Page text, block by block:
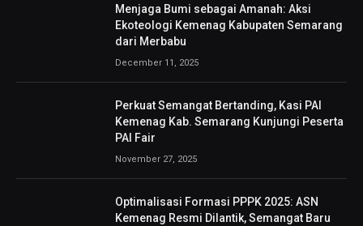
Menjaga Bumi sebagai Amanah: Aksi
Ekoteologi Kemenag Kabupaten Semarang
dari Merbabu
December 11, 2025
Perkuat Semangat Bertanding, Kasi PAI
Kemenag Kab. Semarang Kunjungi Peserta
PAI Fair
November 27, 2025
Optimalisasi Formasi PPPK 2025: ASN
Kemenag Resmi Dilantik, Semangat Baru